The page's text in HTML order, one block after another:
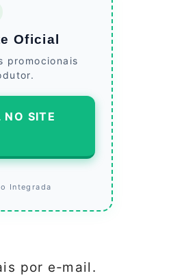
Oficial
promocionais
NO SITE
Integrada
por e‑mail.